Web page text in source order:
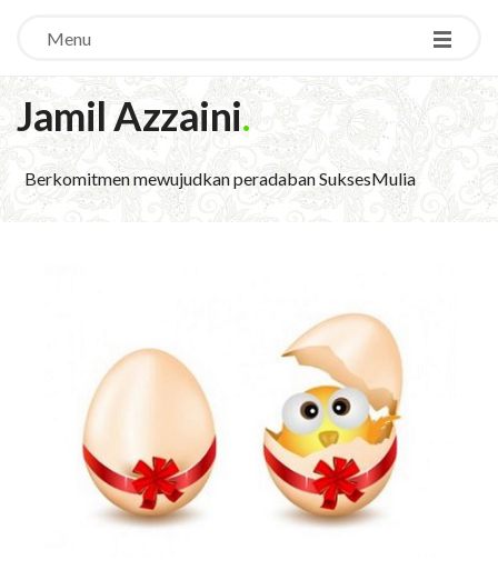
Menu
Jamil Azzaini.
Berkomitmen mewujudkan peradaban SuksesMulia